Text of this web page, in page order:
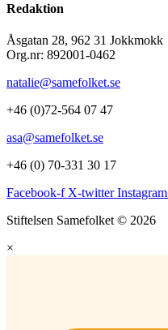
Redaktion
Åsgatan 28, 962 31 Jokkmokk
Org.nr: 892001-0462
natalie@samefolket.se
+46 (0)72-564 07 47
asa@samefolket.se
+46 (0) 70-331 30 17
Facebook-f X-twitter Instagram
Stiftelsen Samefolket © 2026
×